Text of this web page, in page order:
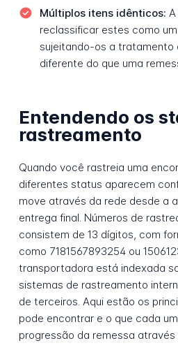
Múltiplos itens idênticos:
reclassificar estes como
sujeitando-os a tratamento
diferente do que uma
Entendendo os
rastreamento
Quando você rastreia uma
diferentes status aparecem
move através da rede desde a
entrega final. Números de
consistem de 13 dígitos, com
como 7181567893254 ou
transportadora está indexada
sistemas de rastreamento
de terceiros. Aqui estão os
pode encontrar e o que cada
progressão da remessa através